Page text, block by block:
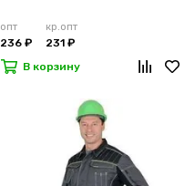
опт
236 ₽
кр.опт
231 ₽
В корзину